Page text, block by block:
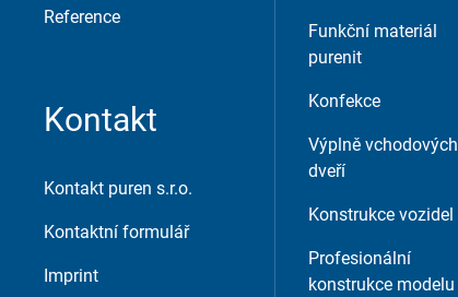
Reference
Kontakt
Kontakt puren s.r.o.
Kontaktní formulář
Imprint
Funkční materiál
purenit
Konfekce
Výplně vchodových
dveří
Konstrukce vozidel
Profesionální
konstrukce modelu